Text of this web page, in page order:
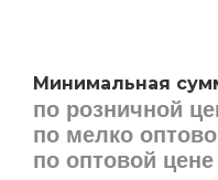
Минимальная
по розничной
по мелко
по оптовой